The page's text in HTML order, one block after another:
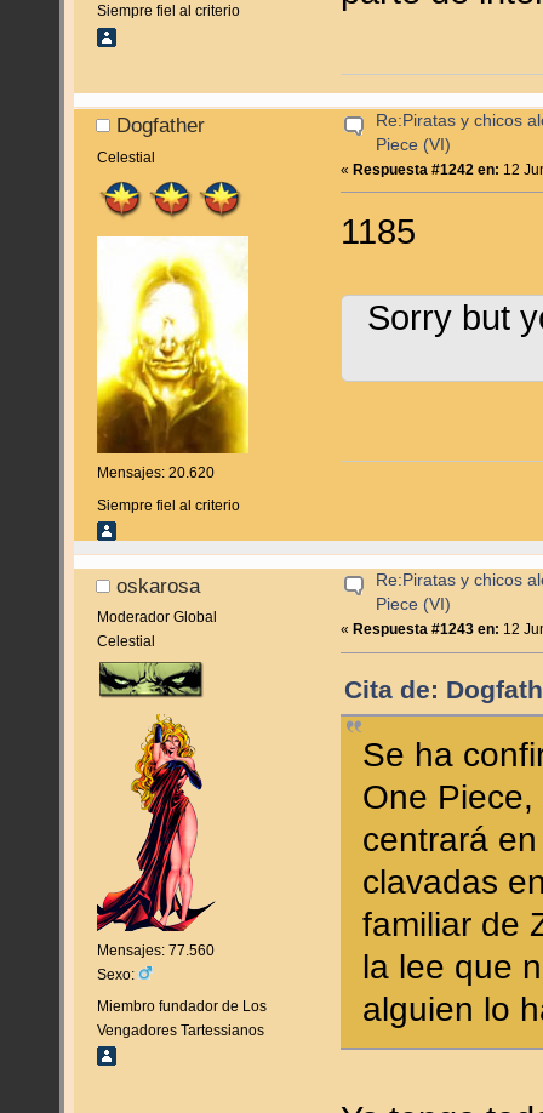
Siempre fiel al criterio
Dogfather
Celestial
Mensajes: 20.620
Siempre fiel al criterio
Re:Piratas y chicos
Piece (VI)
« Respuesta #1242 en: 12
1185
Sorry but
oskarosa
Moderador Global
Celestial
Mensajes: 77.560
Sexo:
Miembro fundador de Los
Vengadores Tartessianos
Re:Piratas y chicos
Piece (VI)
« Respuesta #1243 en: 12
Cita de:
Se ha
One
centrará
clavadas
familiar de
la lee que
alguien lo